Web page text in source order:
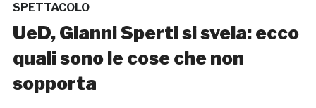
SPETTACOLO
UeD, Gianni Sperti si svela: ecco
quali sono le cose che non
sopporta